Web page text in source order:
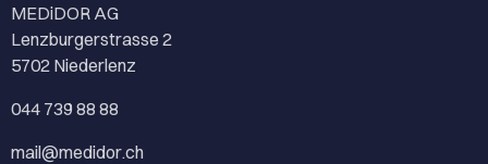
MEDiDOR AG
Lenzburgerstrasse 2
5702 Niederlenz
044 739 88 88
mail@medidor.ch